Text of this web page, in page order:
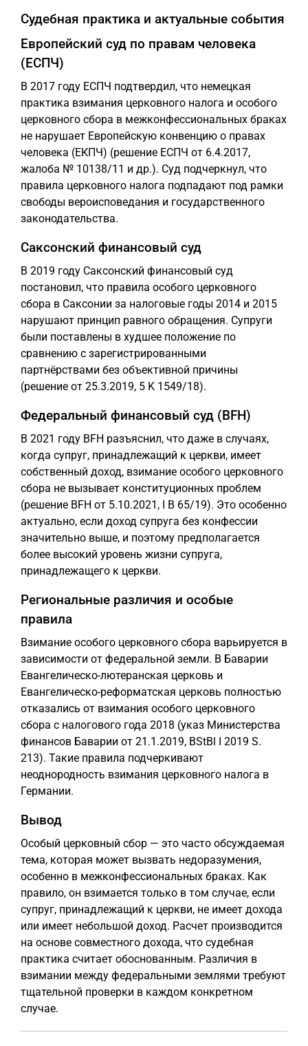
Судебная практика и актуальные события
Европейский суд по правам человека
(ЕСПЧ)
В 2017 году ЕСПЧ подтвердил, что немецкая
практика взимания церковного налога и особого
церковного сбора в межконфессиональных браках
не нарушает Европейскую конвенцию о правах
человека (ЕКПЧ) (решение ЕСПЧ от 6.4.2017,
жалоба № 10138/11 и др.). Суд подчеркнул, что
правила церковного налога подпадают под рамки
свободы вероисповедания и государственного
законодательства.
Саксонский финансовый суд
В 2019 году Саксонский финансовый суд
постановил, что правила особого церковного
сбора в Саксонии за налоговые годы 2014 и 2015
нарушают принцип равного обращения. Супруги
были поставлены в худшее положение по
сравнению с зарегистрированными
партнёрствами без объективной причины
(решение от 25.3.2019, 5 K 1549/18).
Федеральный финансовый суд (BFH)
В 2021 году BFH разъяснил, что даже в случаях,
когда супруг, принадлежащий к церкви, имеет
собственный доход, взимание особого церковного
сбора не вызывает конституционных проблем
(решение BFH от 5.10.2021, I B 65/19). Это особенно
актуально, если доход супруга без конфессии
значительно выше, и поэтому предполагается
более высокий уровень жизни супруга,
принадлежащего к церкви.
Региональные различия и особые
правила
Взимание особого церковного сбора варьируется в
зависимости от федеральной земли. В Баварии
Евангелическо-лютеранская церковь и
Евангелическо-реформатская церковь полностью
отказались от взимания особого церковного
сбора с налогового года 2018 (указ Министерства
финансов Баварии от 21.1.2019, BStBl I 2019 S.
213). Такие правила подчеркивают
неоднородность взимания церковного налога в
Германии.
Вывод
Особый церковный сбор — это часто обсуждаемая
тема, которая может вызвать недоразумения,
особенно в межконфессиональных браках. Как
правило, он взимается только в том случае, если
супруг, принадлежащий к церкви, не имеет дохода
или имеет небольшой доход. Расчет производится
на основе совместного дохода, что судебная
практика считает обоснованным. Различия в
взимании между федеральными землями требуют
тщательной проверки в каждом конкретном
случае.